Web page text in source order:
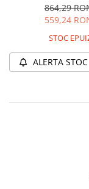
864,29
559,24
STOC
ALERTA STOC